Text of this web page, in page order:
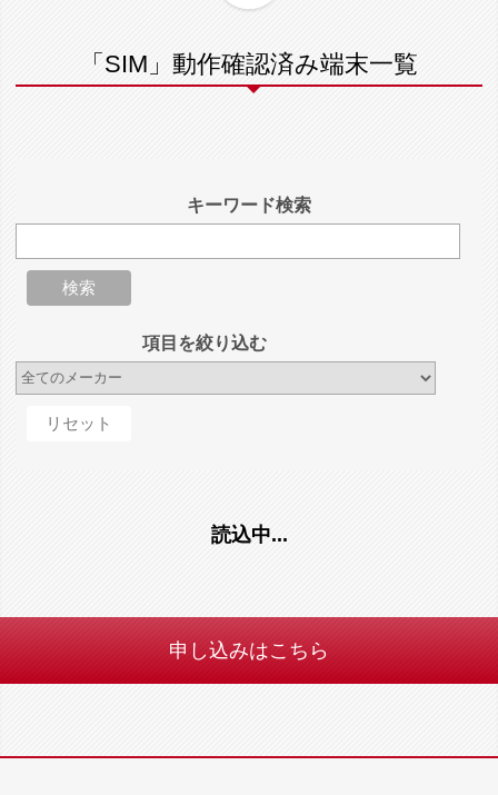
「SIM」動作確認済み端末一覧
キーワード検索
項目を絞り込む
読込中...
申し込みはこちら